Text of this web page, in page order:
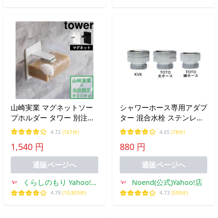
山崎実業 マグネットソー
プホルダー タワー 別注
tower 公式 白 黒 石けん 石
鹸置き おしゃれ お風呂収
納 バスルーム お風呂 洗面
所 YAMAZAKI
4.72 (167件)
1,540 円
通販ページへ
くらしのもり Yahoo!シ
ョッピング店
4.79 (10,803件)
シャワーホース専用アダプ
ター 混合水栓 ステンレス
TOTO KVK 交換 取付 接続
国際基準G1/2 日丸屋製作
所
4.65 (78件)
880 円
通販ページへ
Noend(公式)Yahoo!店
4.73 (590件)